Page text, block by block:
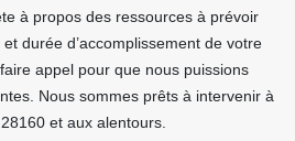
à propos des ressources à prévoir
durée d’accomplissement de votre
appel pour que nous puissions
Nous sommes prêts à intervenir à
et aux alentours.